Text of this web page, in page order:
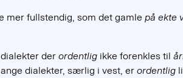
mer fullstendig, som det gamle på ekte
dialekter der ordentlig ikke forenkles til
dialekter, særlig i vest, er ordentlig